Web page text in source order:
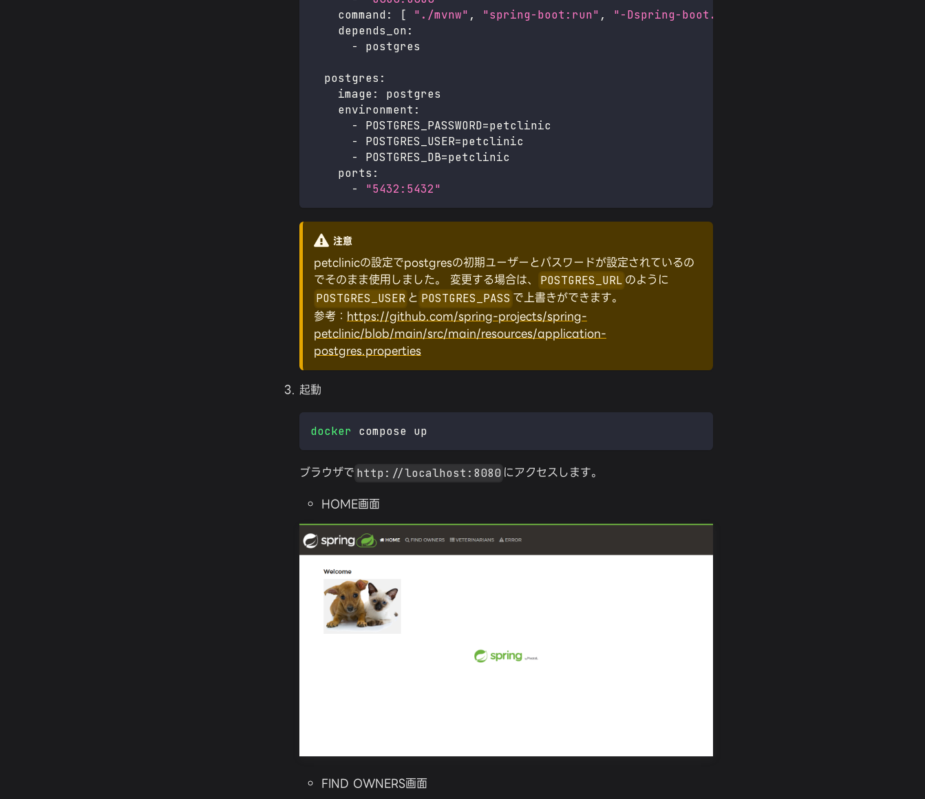
command: [ "./mvnw" , "spring-boot:run" , "-Dspring-boot.run.profiles=postgres"
depends_on:
-
postgres
postgres :
image:
postgres
environment :
-
POSTGRES_PASSWORD=petclinic
-
POSTGRES_USER=petclinic
-
POSTGRES_DB=petclinic
ports :
-
"5432:5432"
注意
petclinicの設定でpostgresの初期ユーザーとパスワードが設定されているの
でそのまま使用しました。 変更する場合は、
POSTGRES_URL のように
POSTGRES_USER と POSTGRES_PASS で上書きができます。
参考： https://github.com/spring-projects/spring-
petclinic/blob/main/src/main/resources/application-
postgres.properties
起動
docker compose up
ブラウザで http://localhost:8080 にアクセスします。
HOME画面
FIND OWNERS画面